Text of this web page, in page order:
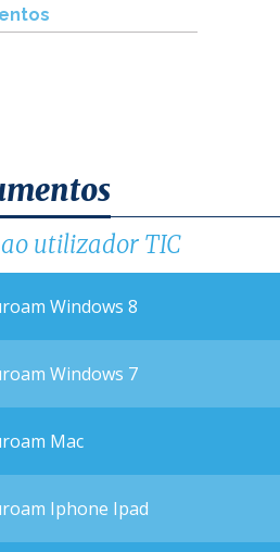
utilizador TIC
Windows 8
Windows 7
Mac
Iphone Ipad